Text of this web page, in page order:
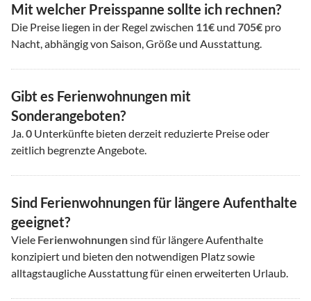
Mit welcher Preisspanne sollte ich rechnen?
Die Preise liegen in der Regel zwischen 11€ und 705€ pro
Nacht, abhängig von Saison, Größe und Ausstattung.
Gibt es Ferienwohnungen mit
Sonderangeboten?
Ja.0 Unterkünfte bieten derzeit reduzierte Preise oder
zeitlich begrenzte Angebote.
Sind Ferienwohnungen für längere Aufenthalte
geeignet?
Viele Ferienwohnungensind für längere Aufenthalte
konzipiert und bieten den notwendigen Platz sowie
alltagstaugliche Ausstattung für einen erweiterten Urlaub.